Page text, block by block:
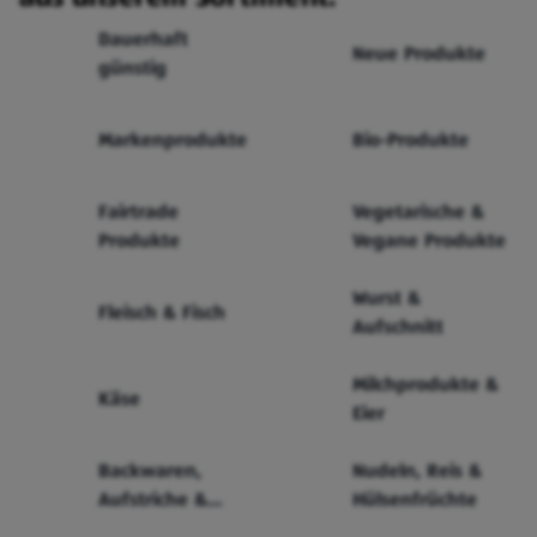
Dauerhaft
günstig
Neue Produkte
Markenprodukte Bio-Produkte
Fairtrade
Produkte
Vegetarische &
Vegane Produkte
Fleisch & Fisch
Wurst &
Aufschnitt
Käse
Milchprodukte &
Eier
Backwaren,
Aufstriche &
Nudeln, Reis &
Hülsenfrüchte